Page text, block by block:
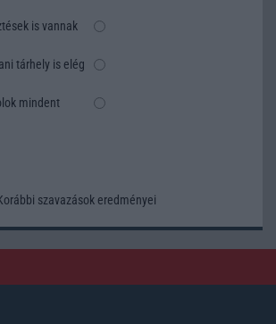
is vannak
tárhely is elég
mindent
szavazások eredményei